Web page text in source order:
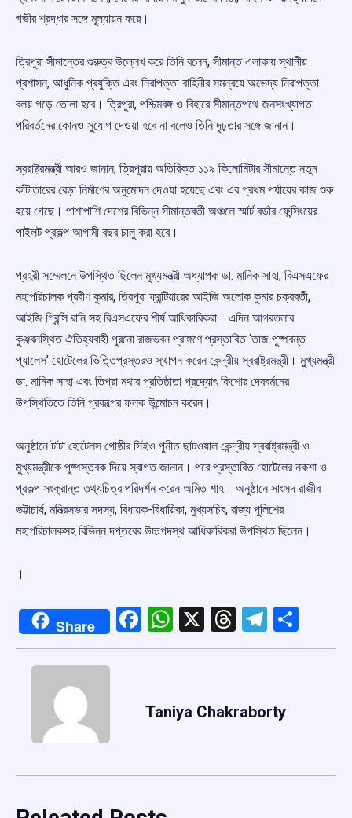
গভীর শ্রদ্ধার সঙ্গে মূল্যায়ন করে।
ত্রিপুরা সীমান্তের গুরুত্ব উল্লেখ করে তিনি বলেন, সীমান্ত এলাকায় স্থানীয়
প্রশাসন, আধুনিক প্রযুক্তি এবং নিরাপত্তা বাহিনীর সমন্বয়ে অভেদ্য নিরাপত্তা
বলয় গড়ে তোলা হবে। ত্রিপুরা, পশ্চিমবঙ্গ ও বিহারে সীমান্তপথে জনসংখ্যাগত
পরিবর্তনের কোনও সুযোগ দেওয়া হবে না বলেও তিনি দৃঢ়তার সঙ্গে জানান।
স্বরাষ্ট্রমন্ত্রী আরও জানান, ত্রিপুরায় অতিরিক্ত ১১৯ কিলোমিটার সীমান্তে নতুন
কাঁটাতারের বেড়া নির্মাণের অনুমোদন দেওয়া হয়েছে এবং এর প্রথম পর্যায়ের কাজ শুরু
হয়ে গেছে। পাশাপাশি দেশের বিভিন্ন সীমান্তবর্তী অঞ্চলে স্মার্ট বর্ডার ফেন্সিংয়ের
পাইলট প্রকল্প আগামী বছর চালু করা হবে।
প্রহরী সম্মেলনে উপস্থিত ছিলেন মুখ্যমন্ত্রী অধ্যাপক ডা. মানিক সাহা, বিএসএফের
মহাপরিচালক প্রবীণ কুমার, ত্রিপুরা ফ্রন্টিয়ারের আইজি অলোক কুমার চক্রবর্তী,
আইজি প্রিন্সি রানি সহ বিএসএফের শীর্ষ আধিকারিকরা। এদিন আগরতলার
কুঞ্জবনস্থিত ঐতিহ্যবাহী পুরনো রাজভবন প্রাঙ্গণে প্রস্তাবিত ‘তাজ পুষ্পবন্ত
প্যালেস’ হোটেলের ভিত্তিপ্রস্তরও স্থাপন করেন কেন্দ্রীয় স্বরাষ্ট্রমন্ত্রী। মুখ্যমন্ত্রী
ডা. মানিক সাহা এবং তিপ্রা মথার প্রতিষ্ঠাতা প্রদ্যোৎ কিশোর দেববর্মনের
উপস্থিতিতে তিনি প্রকল্পের ফলক উন্মোচন করেন।
অনুষ্ঠানে টাটা হোটেলস গোষ্ঠীর সিইও পুনীত ছাটওয়াল কেন্দ্রীয় স্বরাষ্ট্রমন্ত্রী ও
মুখ্যমন্ত্রীকে পুষ্পস্তবক দিয়ে স্বাগত জানান। পরে প্রস্তাবিত হোটেলের নকশা ও
প্রকল্প সংক্রান্ত তথ্যচিত্র পরিদর্শন করেন অমিত শাহ। অনুষ্ঠানে সাংসদ রাজীব
ভট্টাচার্য, মন্ত্রিসভার সদস্য, বিধায়ক-বিধায়িকা, মুখ্যসচিব, রাজ্য পুলিশের
মহাপরিচালকসহ বিভিন্ন দপ্তরের উচ্চপদস্থ আধিকারিকরা উপস্থিত ছিলেন।
।
Share Facebook
WhatsApp
X Threads
Taniya Chakraborty